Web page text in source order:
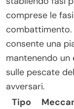
comprese le
consente una
mantenendo
sulle pescate
avversari.
Tipo